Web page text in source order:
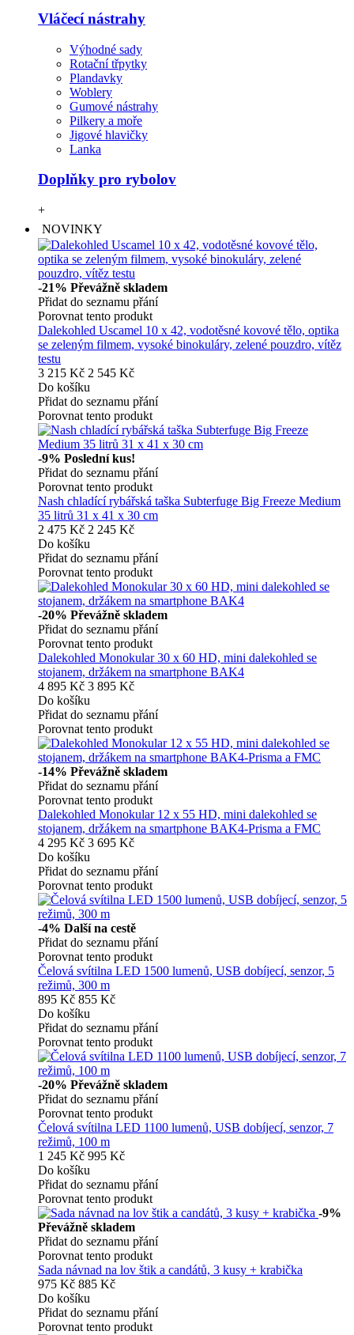
Vláčecí nástrahy
Výhodné sady
Rotační třpytky
Plandavky
Woblery
Gumové nástrahy
Pilkery a moře
Jigové hlavičky
Lanka
Doplňky pro rybolov
+
NOVINKY
-21% Převážně skladem
Přidat do seznamu přání
Porovnat tento produkt
Dalekohled Uscamel 10 x 42, vodotěsné kovové tělo, optika
se zeleným filmem, vysoké binokuláry, zelené pouzdro, vítěz
testu
3 215 Kč 2 545 Kč
Do košíku
Přidat do seznamu přání
Porovnat tento produkt
-9% Poslední kus!
Přidat do seznamu přání
Porovnat tento produkt
Nash chladící rybářská taška Subterfuge Big Freeze Medium
35 litrů 31 x 41 x 30 cm
2 475 Kč 2 245 Kč
Do košíku
Přidat do seznamu přání
Porovnat tento produkt
-20% Převážně skladem
Přidat do seznamu přání
Porovnat tento produkt
Dalekohled Monokular 30 x 60 HD, mini dalekohled se
stojanem, držákem na smartphone BAK4
4 895 Kč 3 895 Kč
Do košíku
Přidat do seznamu přání
Porovnat tento produkt
-14% Převážně skladem
Přidat do seznamu přání
Porovnat tento produkt
Dalekohled Monokular 12 x 55 HD, mini dalekohled se
stojanem, držákem na smartphone BAK4-Prisma a FMC
4 295 Kč 3 695 Kč
Do košíku
Přidat do seznamu přání
Porovnat tento produkt
-4% Další na cestě
Přidat do seznamu přání
Porovnat tento produkt
Čelová svítilna LED 1500 lumenů, USB dobíjecí, senzor, 5
režimů, 300 m
895 Kč 855 Kč
Do košíku
Přidat do seznamu přání
Porovnat tento produkt
-20% Převážně skladem
Přidat do seznamu přání
Porovnat tento produkt
Čelová svítilna LED 1100 lumenů, USB dobíjecí, senzor, 7
režimů, 100 m
1 245 Kč 995 Kč
Do košíku
Přidat do seznamu přání
Porovnat tento produkt
-9%
Převážně skladem
Přidat do seznamu přání
Porovnat tento produkt
Sada návnad na lov štik a candátů, 3 kusy + krabička
975 Kč 885 Kč
Do košíku
Přidat do seznamu přání
Porovnat tento produkt